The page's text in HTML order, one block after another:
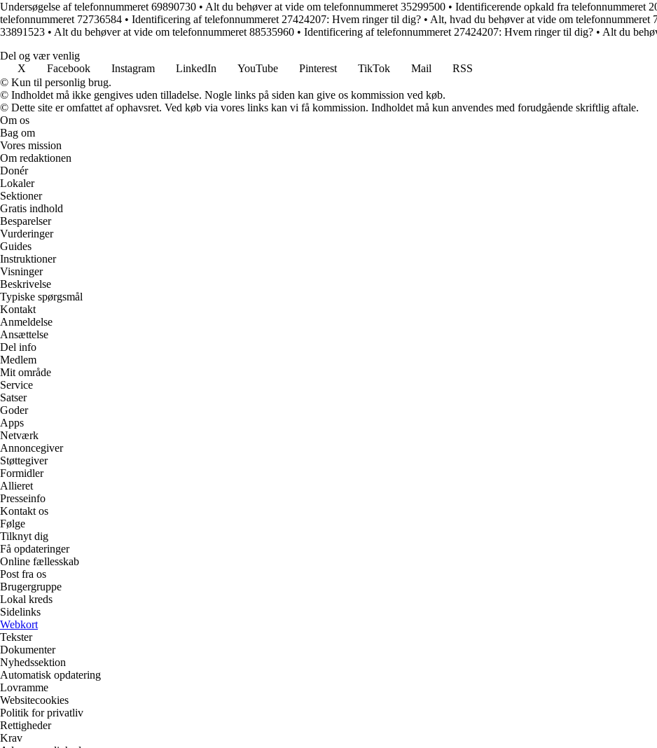
Undersøgelse af telefonnummeret 69890730 • Alt du behøver at vide om telefonnummeret 35299500 • Identificerende opkald fra telefonnummeret
telefonnummeret 72736584 • Identificering af telefonnummeret 27424207: Hvem ringer til dig? • Alt, hvad du behøver at vide om telefonnummeret
33891523 • Alt du behøver at vide om telefonnummeret 88535960 • Identificering af telefonnummeret 27424207: Hvem ringer til dig? • Alt du
Del og vær venlig
X
Facebook Instagram LinkedIn YouTube Pinterest TikTok Mail
RSS
© Kun til personlig brug.
© Indholdet må ikke gengives uden tilladelse. Nogle links på siden kan give os kommission ved køb.
© Dette site er omfattet af ophavsret. Ved køb via vores links kan vi få kommission. Indholdet må kun anvendes med forudgående skriftlig aftale.
Om os
Bag om
Vores mission
Om redaktionen
Donér
Lokaler
Sektioner
Gratis indhold
Besparelser
Vurderinger
Guides
Instruktioner
Visninger
Beskrivelse
Typiske spørgsmål
Kontakt
Anmeldelse
Ansættelse
Del info
Medlem
Mit område
Service
Satser
Goder
Apps
Netværk
Annoncegiver
Støttegiver
Formidler
Allieret
Presseinfo
Kontakt os
Følge
Tilknyt dig
Få opdateringer
Online fællesskab
Post fra os
Brugergruppe
Lokal kreds
Sidelinks
Webkort
Tekster
Dokumenter
Nyhedssektion
Automatisk opdatering
Lovramme
Websitecookies
Politik for privatliv
Rettigheder
Krav